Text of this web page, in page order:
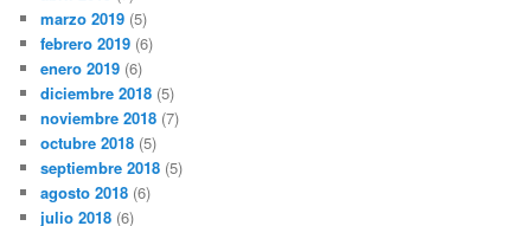
marzo 2019 (5)
febrero 2019 (6)
enero 2019 (6)
diciembre 2018 (5)
noviembre 2018 (7)
octubre 2018 (5)
septiembre 2018 (5)
agosto 2018 (6)
julio 2018 (6)